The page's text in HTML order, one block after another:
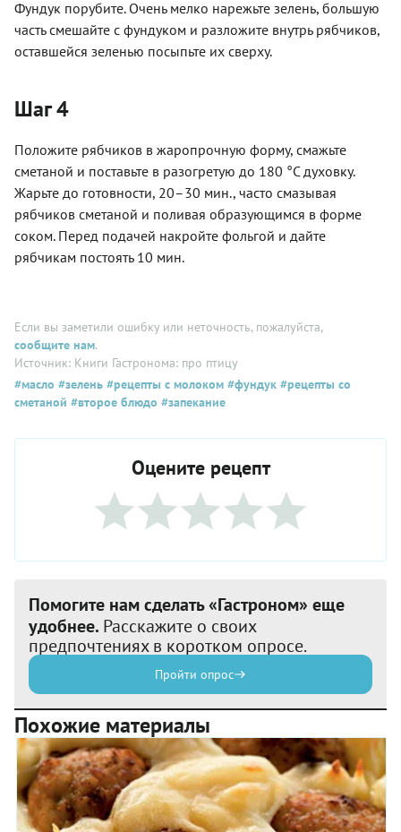
Фундук порубите. Очень мелко нарежьте зелень, большую
часть смешайте с фундуком и разложите внутрь рябчиков,
оставшейся зеленью посыпьте их сверху.
Шаг 4
Положите рябчиков в жаропрочную форму, смажьте
сметаной и поставьте в разогретую до 180 °С духовку.
Жарьте до готовности, 20–30 мин., часто смазывая
рябчиков сметаной и поливая образующимся в форме
соком. Перед подачей накройте фольгой и дайте
рябчикам постоять 10 мин.
Если вы заметили ошибку или неточность, пожалуйста,
сообщите нам.
Источник: Книги Гастронома: про птицу
#масло #зелень #рецепты с молоком #фундук #рецепты со
сметаной #второе блюдо #запекание
Оцените рецепт
Помогите нам сделать «Гастроном» еще
удобнее. Расскажите о своих
предпочтениях в коротком опросе.
Пройти опрос
Похожие материалы